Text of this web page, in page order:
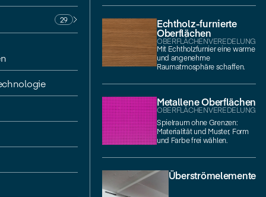
29 Echtholz-furnierte
Oberflächen
OBERFLÄCHENVEREDELUNG
Mit Echtholzfurnier eine warme
und angenehme
Raumatmosphäre schaffen.
Metallene Oberflächen
OBERFLÄCHENVEREDELUNG
Spielraum ohne Grenzen:
Materialität und Muster, Form
und Farbe frei wählen.
Überströmelemente